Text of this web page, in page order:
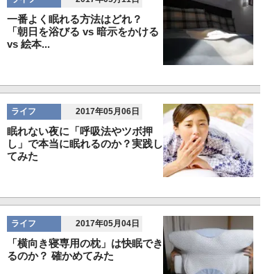
一番よく眠れる方法はどれ？
「朝日を浴びる vs 暗示をかける
vs 絵本...
ライフ 2017年05月06日
眠れない夜に「呼吸法やツボ押
し」で本当に眠れるのか？実践し
てみた
ライフ 2017年05月04日
「横向き寝専用の枕」は快眠でき
るのか？ 確かめてみた